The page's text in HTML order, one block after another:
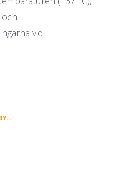
vid
HELHETSSYN VID NYBYGGNATION